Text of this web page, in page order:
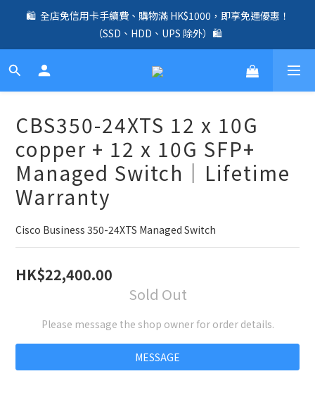
🛍️  全店免信用卡手續費、購物滿 HK$1000，即享免運優惠！
（SSD、HDD、UPS 除外）🛍️
🛍️  全店免信用卡手續費、購物滿 HK$1000，即享免運優惠！
（SSD、HDD、UPS 除外）🛍️
✨ 全店免信用卡手續費｜全線 UniFi Router、Switch、AP 產品兩
存、監控、會議、智能化等方案，歡迎聯絡！☎️
🛍️  全店免信用卡手續費、購物滿 HK$1000，即享免運優惠！
（SSD、HDD、UPS 除外）🛍️
CBS350-24XTS 12 x 10G
copper + 12 x 10G SFP+
Managed Switch｜Lifetime
Warranty
Cisco Business 350-24XTS Managed Switch
HK$22,400.00
Sold Out
Please message the shop owner for order details.
MESSAGE